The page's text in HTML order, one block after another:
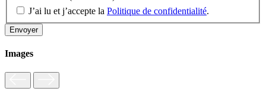
J’ai lu et j’accepte la Politique de confidentialité.
Images